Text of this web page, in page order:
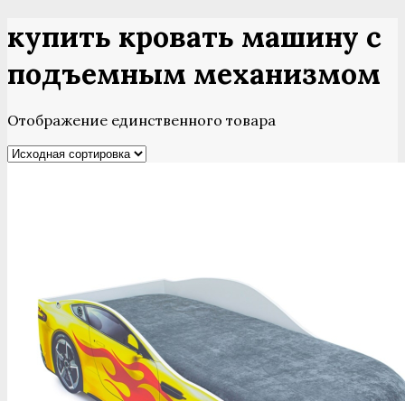
купить кровать машину с
подъемным механизмом
Отображение единственного товара